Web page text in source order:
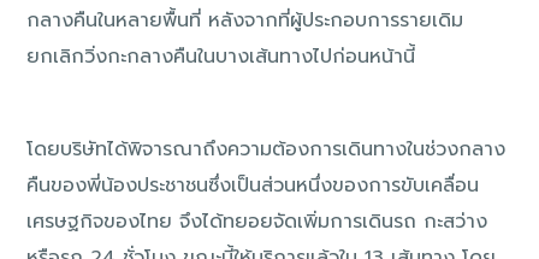
กลางคืนในหลายพื้นที่ หลังจากที่ผู้ประกอบการรายเดิม
ยกเลิกวิ่งกะกลางคืนในบางเส้นทางไปก่อนหน้านี้
โดยบริษัทได้พิจารณาถึงความต้องการเดินทางในช่วงกลาง
คืนของพี่น้องประชาชนซึ่งเป็นส่วนหนึ่งของการขับเคลื่อน
เศรษฐกิจของไทย จึงได้ทยอยจัดเพิ่มการเดินรถ กะสว่าง